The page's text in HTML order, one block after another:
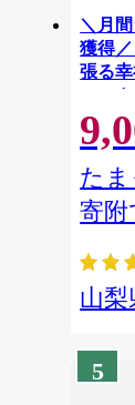
＼月
獲得
張る
マス
房）
の シ
ウ 葡
町
たま
寄附
山梨
5